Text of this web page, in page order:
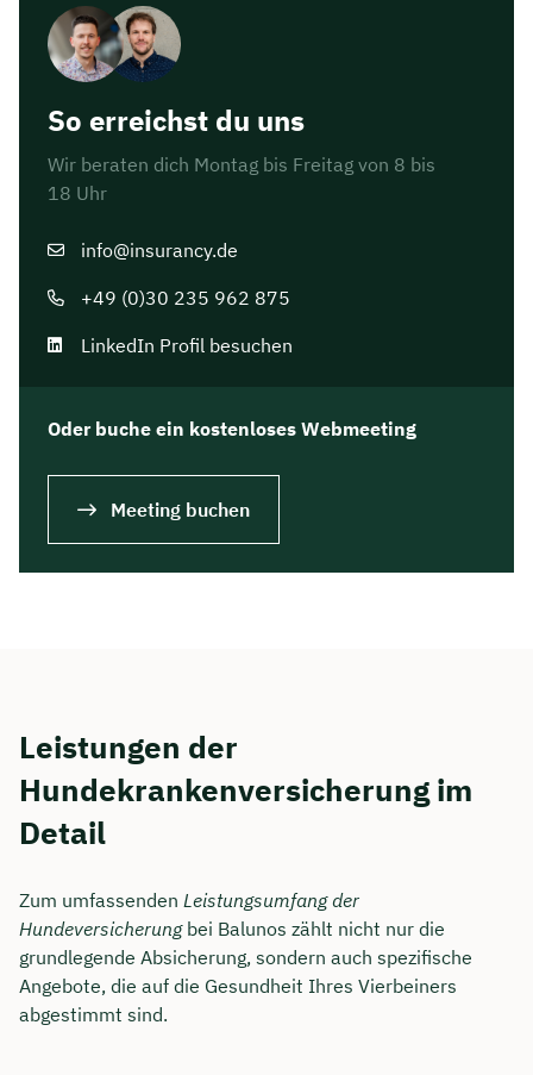
So erreichst du uns
Wir beraten dich Montag bis Freitag von 8 bis
18 Uhr
info@insurancy.de
+49 (0)30 235 962 875
LinkedIn Profil besuchen
Oder buche ein kostenloses Webmeeting
Meeting buchen
Leistungen der
Hundekrankenversicherung im
Detail
Zum umfassenden Leistungsumfang der
Hundeversicherungbei Balunos zählt nicht nur die
grundlegende Absicherung, sondern auch spezifische
Angebote, die auf die Gesundheit Ihres Vierbeiners
abgestimmt sind.